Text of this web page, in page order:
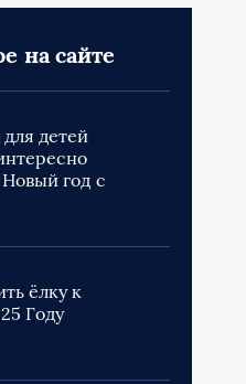
на сайте
детей
год с
ёлку к
Году